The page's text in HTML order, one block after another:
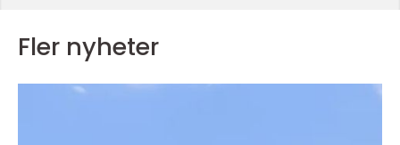
Fler nyheter